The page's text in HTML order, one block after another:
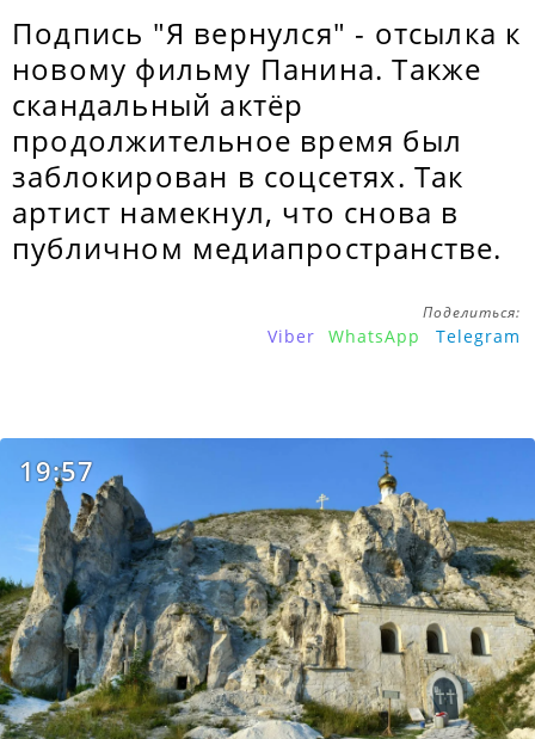
Подпись "Я вернулся" - отсылка к
новому фильму Панина. Также
скандальный актёр
продолжительное время был
заблокирован в соцсетях. Так
артист намекнул, что снова в
публичном медиапространстве.
Поделиться:
Viber WhatsApp Telegram
19:57